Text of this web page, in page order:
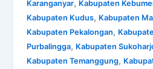
Karanganyar, Kabupaten
Kabupaten Kudus, Kabupaten
Kabupaten Pekalongan,
Purbalingga, Kabupaten
Kabupaten Temanggung,